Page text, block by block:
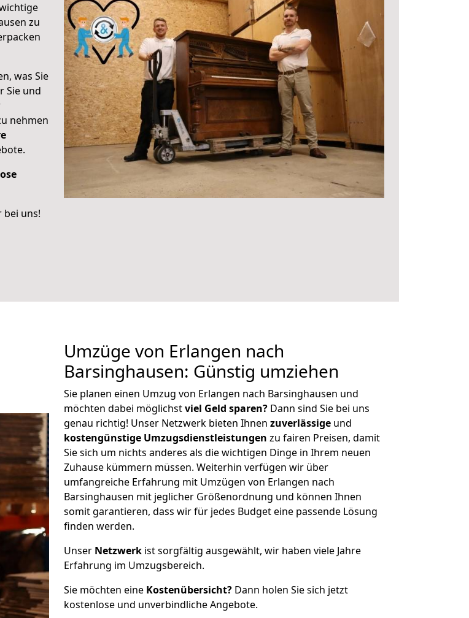
zu
was Sie
Sie und
nehmen
bei uns!
Umzüge von Erlangen nach
Barsinghausen: Günstig umziehen
Sie planen einen Umzug von Erlangen nach Barsinghausen und
möchten dabei möglichstviel Geld sparen? Dann sind Sie bei uns
genau richtig! Unser Netzwerk bieten Ihnen zuverlässige und
kostengünstige Umzugsdienstleistungen zu fairen Preisen, damit
Sie sich um nichts anderes als die wichtigen Dinge in Ihrem neuen
Zuhause kümmern müssen. Weiterhin verfügen wir über
umfangreiche Erfahrung mit Umzügen von Erlangen nach
Barsinghausen mit jeglicher Größenordnung und können Ihnen
somit garantieren, dass wir für jedes Budget eine passende Lösung
finden werden.
Unser Netzwerk ist sorgfältig ausgewählt, wir haben viele Jahre
Erfahrung im Umzugsbereich.
Sie möchten eine Kostenübersicht? Dann holen Sie sich jetzt
kostenlose und unverbindliche Angebote.